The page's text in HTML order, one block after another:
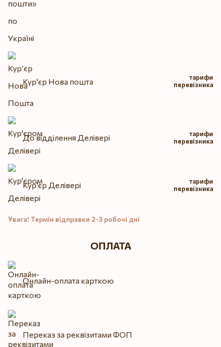
Кур'єр Нова пошта
тарифи
перевізника
До відділення Делівері
тарифи
перевізника
Кур'єр Делівері
тарифи
перевізника
Увага! Термін відправки 2-3 робочі дні
ОПЛАТА
Онлайн-оплата карткою
Переказ за реквізитами ФОП